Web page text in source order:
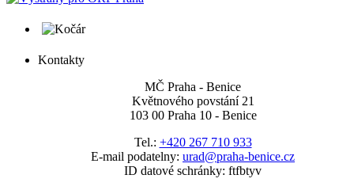
Kontakty
MČ Praha - Benice
Květnového povstání 21
103 00 Praha 10 - Benice
Tel.: +420 267 710 933
E-mail podatelny: urad@praha-benice.cz
ID datové schránky: ftfbtyv